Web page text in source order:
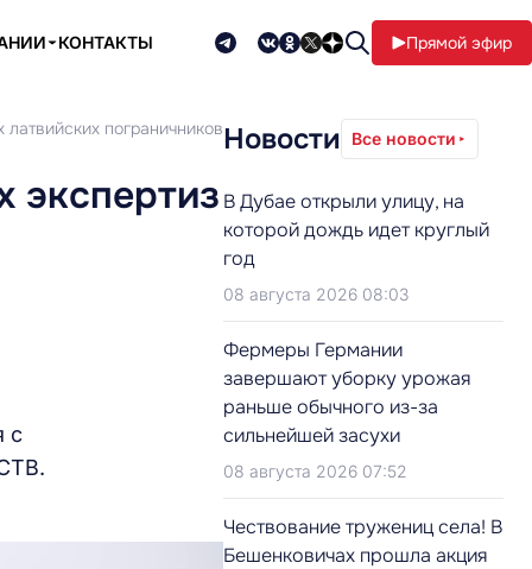
КОНТАКТЫ Прямой эфир
пограничников
экспертиз
с
Новости Все новости
В Дубае открыли улицу, на
которой дождь идет круглый
год
08 августа 2026 08:03
Фермеры Германии
завершают уборку урожая
раньше обычного из-за
сильнейшей засухи
08 августа 2026 07:52
Чествование тружениц села! В
Бешенковичах прошла акция